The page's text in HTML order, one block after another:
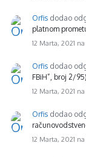
Orfis dodao
platnom
12 Marta, 2021
Orfis dodao
FBiH”, broj 2/
12 Marta, 2021
Orfis dodao
12 Marta, 2021